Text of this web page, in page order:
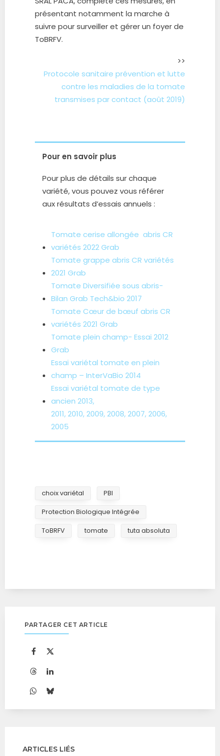
présentant notamment la marche à
suivre pour surveiller et gérer un foyer de
ToBRFV.
>>
Protocole sanitaire prévention et lutte
contre les maladies de la tomate
transmises par contact (août 2019)
Pour en savoir plus
Pour plus de détails sur chaque
variété, vous pouvez vous référer
aux résultats d’essais annuels :
Tomate cerise allongée abris CR
variétés 2022 Grab
Tomate grappe abris CR variétés
2021 Grab
Tomate Diversifiée sous abris-
Bilan Grab Tech&bio 2017
Tomate Cœur de bœuf abris CR
variétés 2021 Grab
Tomate plein champ- Essai 2012
Grab
Essai variétal tomate en plein
champ – InterVaBio 2014
Essai variétal tomate de type
ancien 2013,
2011,2010,2009,2008,2007,2006,
2005
choix variétal
PBI
Protection Biologique Intégrée
ToBRFV
tomate tuta absoluta
PARTAGER CET ARTICLE
ARTICLES LIÉS